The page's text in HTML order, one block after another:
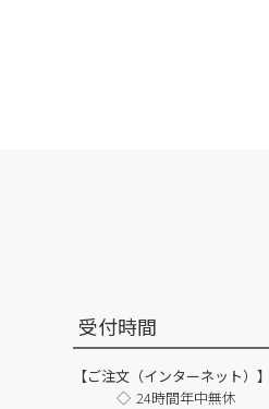
受付時間
【ご注文（インターネット）】
24時間年中無休